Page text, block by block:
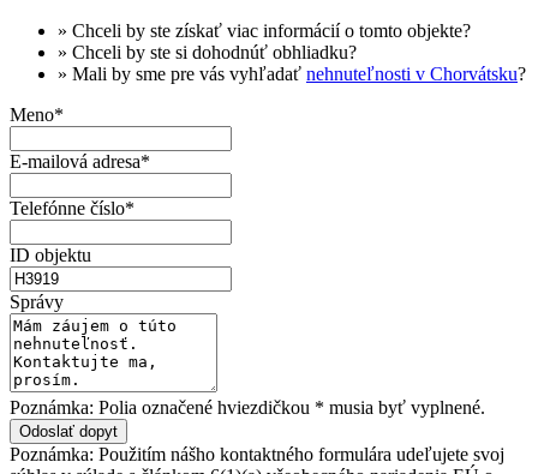
» Chceli by ste získať viac informáciío tomto objekte?
» Chceli by ste si dohodnúť obhliadku?
» Mali by sme pre vás vyhľadať nehnuteľnosti v Chorvátsku?
Meno*
E-mailová adresa*
Telefónne číslo*
ID objektu
Správy
Poznámka: Polia označené hviezdičkou * musia byť vyplnené.
Poznámka: Použitím nášho kontaktného formulára udeľujete svoj